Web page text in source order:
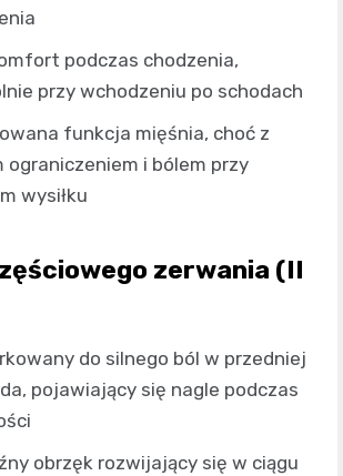
podczas chodzenia,
przy wchodzeniu po schodach
funkcja mięśnia, choć z
ograniczeniem i bólem przy
wysiłku
zerwania (II
do silnego ból w przedniej
pojawiający się nagle podczas
obrzęk rozwijający się w ciągu